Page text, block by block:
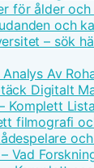
för ålder
och
– sök
Av
Digitalt
Komplett
filmografi
Vad